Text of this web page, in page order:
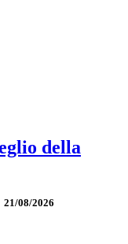
della
08/2026